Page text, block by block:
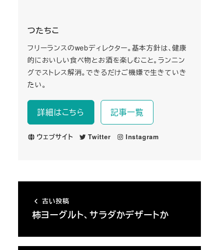
つたちこ
フリーランスのwebディレクター。基本方針は、健康
的においしい食べ物とお酒を楽しむこと。ランニン
グでストレス解消。できるだけご機嫌で生きていき
たい。
詳細はこちら 記事一覧
ウェブサイト Twitter Instagram
古い投稿
柿ヨーグルト、サラダかデザートか